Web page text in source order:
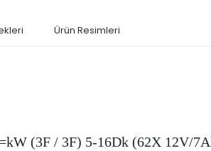
Ürün Resimleri
(3F / 3F) 5-16Dk (62X 12V/